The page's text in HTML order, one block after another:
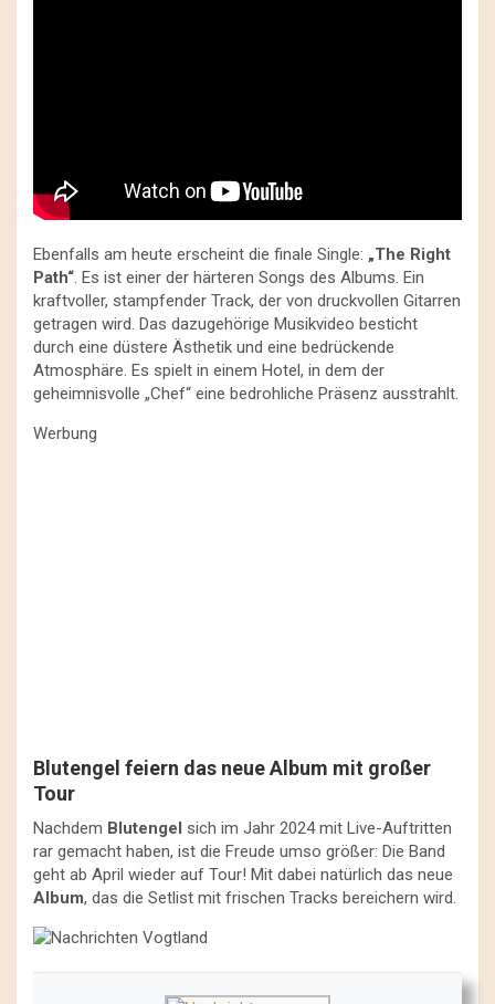
Ebenfalls am heute erscheint die finale Single: „The Right
Path“ . Es ist einer der härteren Songs des Albums. Ein
kraftvoller, stampfender Track, der von druckvollen Gitarren
getragen wird. Das dazugehörige Musikvideo besticht
durch eine düstere Ästhetik und eine bedrückende
Atmosphäre. Es spielt in einem Hotel, in dem der
geheimnisvolle „Chef“ eine bedrohliche Präsenz ausstrahlt.
Werbung
Blutengel feiern das neue Album mit großer
Tour
Nachdem Blutengel sich im Jahr 2024 mit Live-Auftritten
rar gemacht haben, ist die Freude umso größer: Die Band
geht ab April wieder auf Tour! Mit dabei natürlich das neue
Album, das die Setlist mit frischen Tracks bereichern wird.